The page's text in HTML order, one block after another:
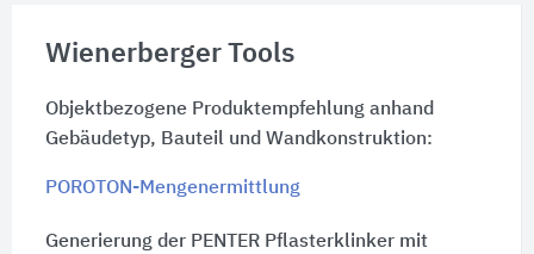
Wienerberger Tools
Objektbezogene Produktempfehlung anhand
Gebäudetyp, Bauteil und Wandkonstruktion:
POROTON-Mengenermittlung
Generierung der PENTER Pflasterklinker mit